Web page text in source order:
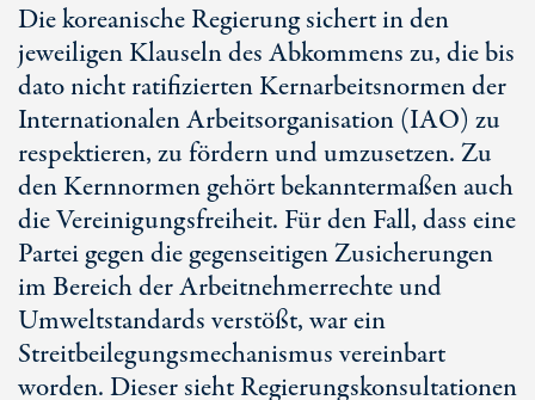
Die koreanische Regierung sichert in den
jeweiligen Klauseln des Abkommens zu, die bis
dato nicht ratifizierten Kernarbeitsnormen der
Internationalen Arbeitsorganisation (IAO) zu
respektieren, zu fördern und umzusetzen. Zu
den Kernnormen gehört bekanntermaßen auch
die Vereinigungsfreiheit. Für den Fall, dass eine
Partei gegen die gegenseitigen Zusicherungen
im Bereich der Arbeitnehmerrechte und
Umweltstandards verstößt, war ein
Streitbeilegungsmechanismus vereinbart
worden. Dieser sieht Regierungskonsultationen